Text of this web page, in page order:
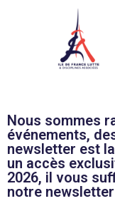
Nous sommes
événements,
newsletter est
un accès
2026, il vous
notre